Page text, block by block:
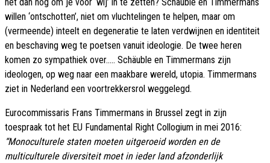
het dan nog om je voor ‘wij’ in te zetten? Schäuble en Timmermans
willen ‘ontschotten’, niet om vluchtelingen te helpen, maar om
(vermeende) inteelt en degeneratie te laten verdwijnen en identiteit
en beschaving weg te poetsen vanuit ideologie. De twee heren
komen zo sympathiek over..... Schäuble en Timmermans zijn
ideologen, op weg naar een maakbare wereld, utopia. Timmermans
ziet in Nederland een voortrekkersrol weggelegd.
Eurocommissaris Frans Timmermans in Brussel zegt in zijn
toespraak tot het EU Fundamental Right Collogium in mei 2016:
“Monoculturele staten moeten uitgeroeid worden en de
multiculturele diversiteit moet in ieder land afzonderlijk